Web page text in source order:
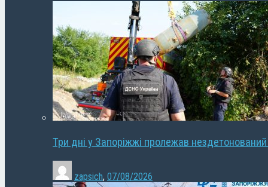
Три дні у Запоріжжі пролежав
zapsich, 07/08/2026